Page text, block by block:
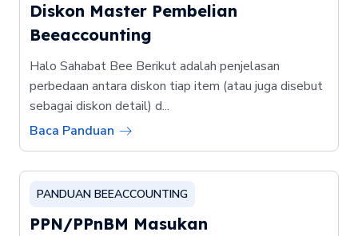
Diskon Master Pembelian
Beeaccounting
Halo Sahabat Bee Berikut adalah penjelasan
perbedaan antara diskon tiap item (atau juga disebut
sebagai diskon detail) d...
Baca Panduan
PANDUAN BEEACCOUNTING
PPN/PPnBM Masukan